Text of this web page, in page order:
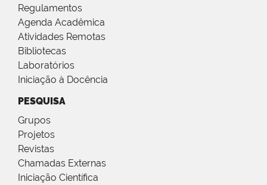
Regulamentos
Agenda Acadêmica
Atividades Remotas
Bibliotecas
Laboratórios
Iniciação à Docência
PESQUISA
Grupos
Projetos
Revistas
Chamadas Externas
Iniciação Científica